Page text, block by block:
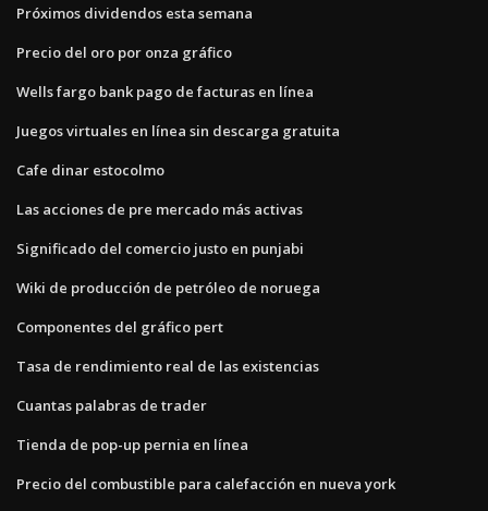
Próximos dividendos esta semana
Precio del oro por onza gráfico
Wells fargo bank pago de facturas en línea
Juegos virtuales en línea sin descarga gratuita
Cafe dinar estocolmo
Las acciones de pre mercado más activas
Significado del comercio justo en punjabi
Wiki de producción de petróleo de noruega
Componentes del gráfico pert
Tasa de rendimiento real de las existencias
Cuantas palabras de trader
Tienda de pop-up pernia en línea
Precio del combustible para calefacción en nueva york